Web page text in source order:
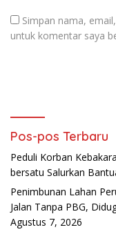
Simpan nama,
untuk komentar saya
Pos-pos Terbaru
Peduli Korban
bersatu Salurkan
Penimbunan Lahan
Jalan Tanpa PBG,
Agustus 7, 2026